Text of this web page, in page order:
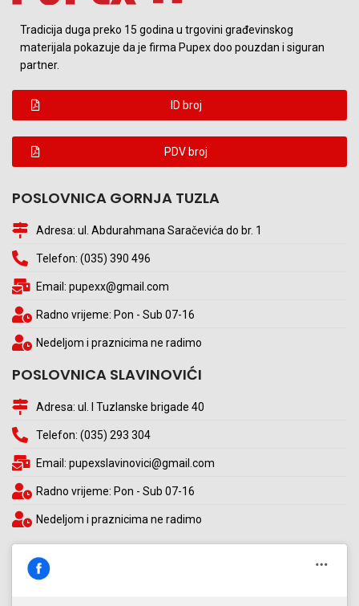
Tradicija duga preko 15 godina u trgovini građevinskog
materijala pokazuje da je firma Pupex doo pouzdan i siguran
partner.
ID broj
PDV broj
POSLOVNICA GORNJA TUZLA
Adresa: ul. Abdurahmana Saračevića do br. 1
Telefon: (035) 390 496
Email: pupexx@gmail.com
Radno vrijeme: Pon - Sub 07-16
Nedeljom i praznicima ne radimo
POSLOVNICA SLAVINOVIĆI
Adresa: ul. I Tuzlanske brigade 40
Telefon: (035) 293 304
Email: pupexslavinovici@gmail.com
Radno vrijeme: Pon - Sub 07-16
Nedeljom i praznicima ne radimo